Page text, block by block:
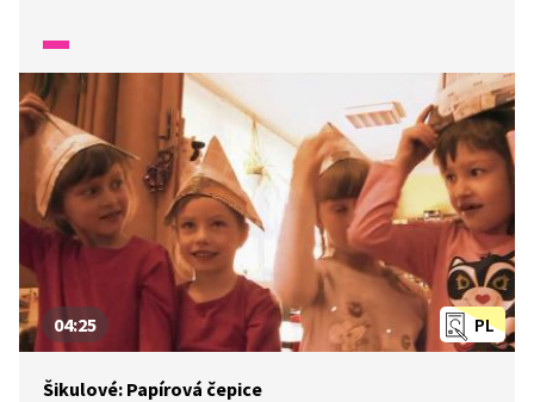
a disperzní lepidlo. Zjistíte, že vyrobit si svůj vlastní
originální balicí papír na dárky není nic těžkého.
PL
04:25
Šikulové: Papírová čepice